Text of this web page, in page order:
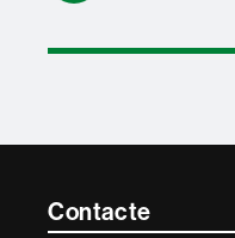
Contacte
Contacte